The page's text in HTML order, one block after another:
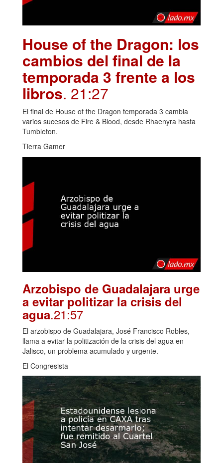
House of the Dragon: los
cambios del final de la
temporada 3 frente a los
libros. 21:27
El final de House of the Dragon temporada 3 cambia
varios sucesos de Fire & Blood, desde Rhaenyra hasta
Tumbleton.
Tierra Gamer
Arzobispo de Guadalajara urge
a evitar politizar la crisis del
agua.21:57
El arzobispo de Guadalajara, José Francisco Robles,
llama a evitar la politización de la crisis del agua en
Jalisco, un problema acumulado y urgente.
El Congresista